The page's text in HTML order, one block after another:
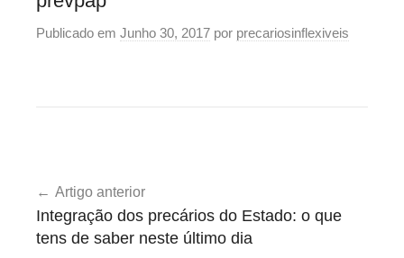
Publicado em Junho 30, 2017 por precariosinflexiveis
de
artigos
Artigo anterior
Integração dos precários do Estado: o que
tens de saber neste último dia